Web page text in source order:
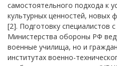
самостоятельного подхода к
культурных ценностей, новых
[2]. Подготовку специалистов
Министерства обороны РФ
военные училища, но и
институтах военно-